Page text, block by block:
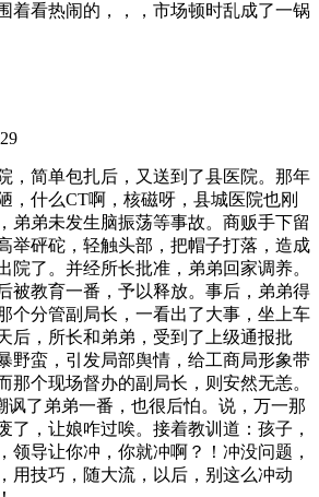
着看热闹的，，，市场顿时乱成了一锅
，简单包扎后，又送到了县医院。那年
，什么CT啊，核磁呀，县城医院也刚
弟弟未发生脑振荡等事故。商贩手下留
举砰砣，轻触头部，把帽子打落，造成
院了。并经所长批准，弟弟回家调养。
被教育一番，予以释放。事后，弟弟得
个分管副局长，一看出了大事，坐上车
后，所长和弟弟，受到了上级通报批
野蛮，引发局部舆情，给工商局形象带
那个现场督办的副局长，则安然无恙。
了弟弟一番，也很后怕。说，万一那
了，让娘咋过唉。接着教训道：孩子，
领导让你冲，你就冲啊？！冲没问题，
用技巧，随大流，以后，别这么冲动